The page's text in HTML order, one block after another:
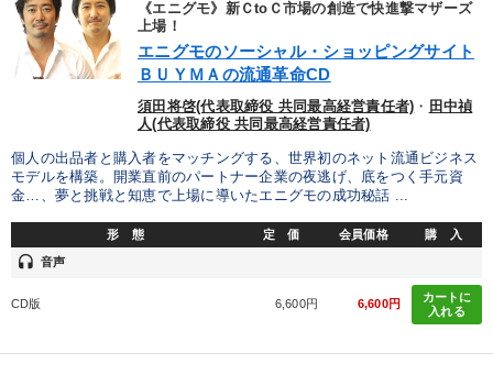
《エニグモ》新ＣtoＣ市場の創造で快進撃マザーズ
上場！
エニグモのソーシャル・ショッピングサイト
ＢＵＹＭＡの流通革命CD
須田将啓(代表取締役 共同最高経営責任者) ・ 田中禎
人(代表取締役 共同最高経営責任者)
個人の出品者と購入者をマッチングする、世界初のネット流通ビジネス
モデルを構築。開業直前のパートナー企業の夜逃げ、底をつく手元資
金…、夢と挑戦と知恵で上場に導いたエニグモの成功秘話 ...
形 態 定 価 会員価格 購 入
headset 音声
CD版 6,600円 6,600円
カートに
入れる